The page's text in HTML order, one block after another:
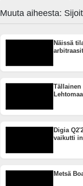
Muuta aiheesta:
Näissä
Lehtomaa
Digia
vaikutti
Metsä